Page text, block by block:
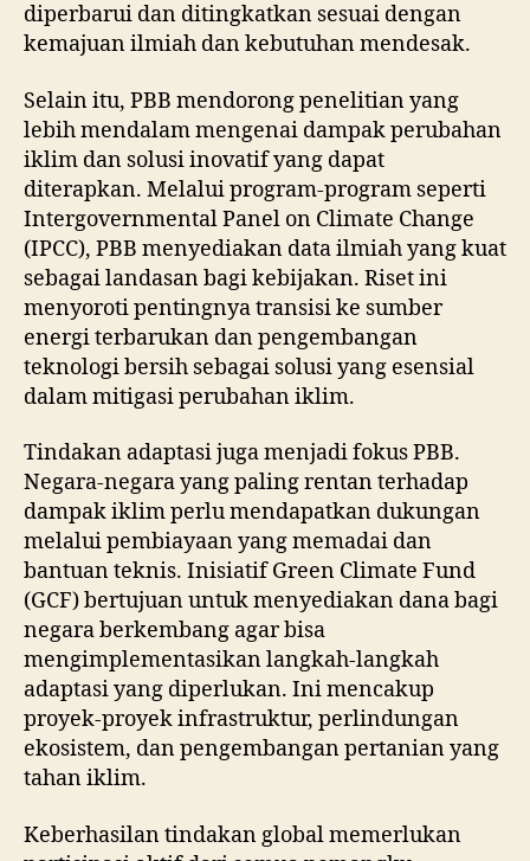
diperbarui dan ditingkatkan sesuai dengan
kemajuan ilmiah dan kebutuhan mendesak.
Selain itu, PBB mendorong penelitian yang
lebih mendalam mengenai dampak perubahan
iklim dan solusi inovatif yang dapat
diterapkan. Melalui program-program seperti
Intergovernmental Panel on Climate Change
(IPCC), PBB menyediakan data ilmiah yang kuat
sebagai landasan bagi kebijakan. Riset ini
menyoroti pentingnya transisi ke sumber
energi terbarukan dan pengembangan
teknologi bersih sebagai solusi yang esensial
dalam mitigasi perubahan iklim.
Tindakan adaptasi juga menjadi fokus PBB.
Negara-negara yang paling rentan terhadap
dampak iklim perlu mendapatkan dukungan
melalui pembiayaan yang memadai dan
bantuan teknis. Inisiatif Green Climate Fund
(GCF) bertujuan untuk menyediakan dana bagi
negara berkembang agar bisa
mengimplementasikan langkah-langkah
adaptasi yang diperlukan. Ini mencakup
proyek-proyek infrastruktur, perlindungan
ekosistem, dan pengembangan pertanian yang
tahan iklim.
Keberhasilan tindakan global memerlukan